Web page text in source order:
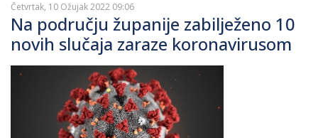
Četvrtak, 10 Ožujak 2022 09:06
Na području županije zabilježeno 10
novih slučaja zaraze koronavirusom